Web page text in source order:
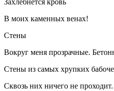
Захлебнется кровь
В моих каменных венах!
Стены
Вокруг меня прозрачные.
Стены из самых хрупких
Сквозь них ничего не проходит.